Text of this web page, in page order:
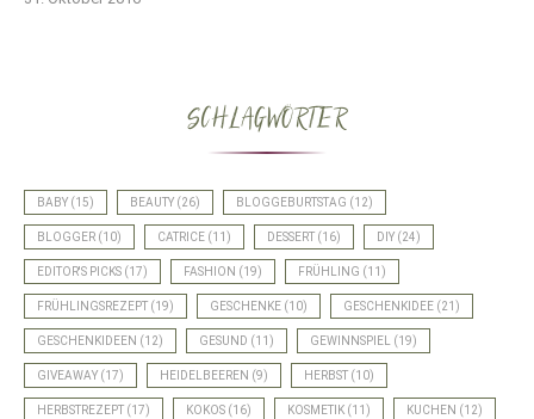
SCHLAGWÖRTER
BABY (15) BEAUTY (26) BLOGGEBURTSTAG (12)
BLOGGER (10) CATRICE (11) DESSERT (16) DIY (24)
EDITOR'S PICKS (17) FASHION (19) FRÜHLING (11)
FRÜHLINGSREZEPT (19) GESCHENKE (10) GESCHENKIDEE (21)
GESCHENKIDEEN (12) GESUND (11) GEWINNSPIEL (19)
GIVEAWAY (17) HEIDELBEEREN (9) HERBST (10)
HERBSTREZEPT (17) KOKOS (16) KOSMETIK (11) KUCHEN (12)